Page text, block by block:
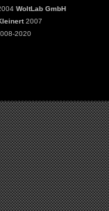
WoltLab GmbH
2007
2020